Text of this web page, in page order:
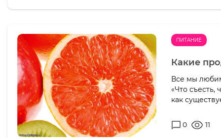
ПИТАНИЕ
Какие
Все мы
«Что съесть,
как
0 11